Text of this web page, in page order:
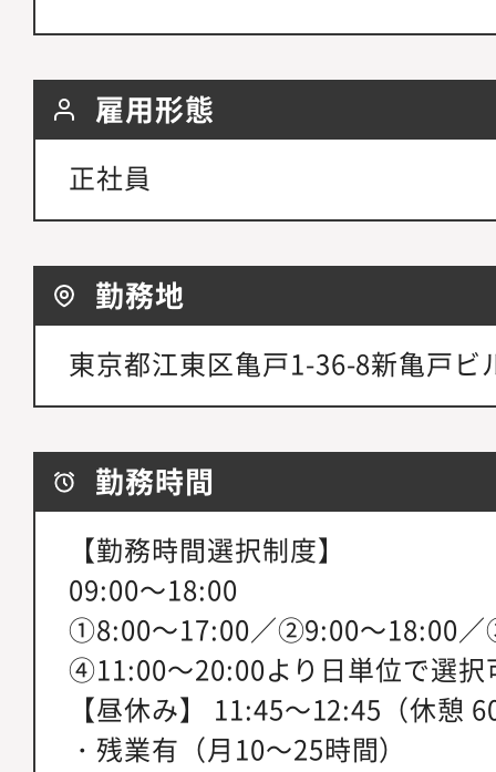
雇用形態
正社員
勤務地
東京都江東区亀戸1-36-8新亀戸ビ
勤務時間
【勤務時間選択制度】
09:00～18:00
①8:00～17:00／②9:00～18:00
④11:00～20:00より日単位で選択
【昼休み】 11:45～12:45（休憩
・残業有（月10～25時間）